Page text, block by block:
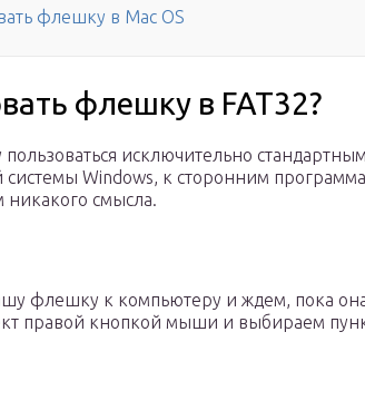
флешку в Mac OS
флешку в FAT32?
пользоваться исключительно
Windows, к сторонним
никакого смысла.
флешку к компьютеру и ждем, пока она
правой кнопкой мыши и выбираем